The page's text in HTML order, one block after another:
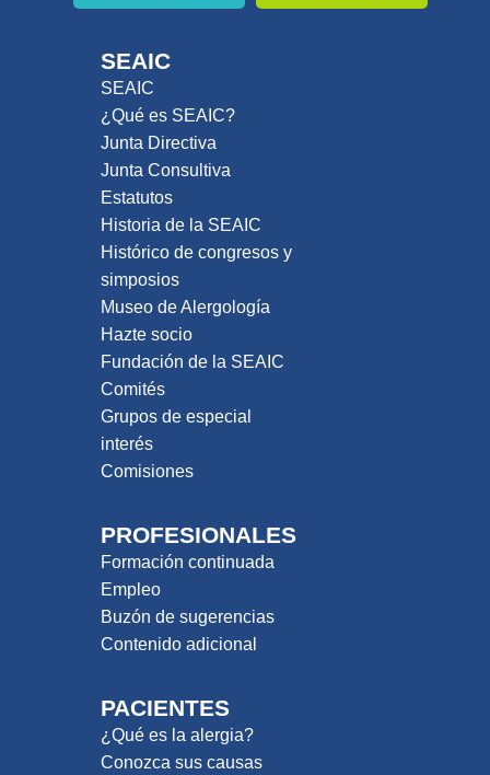
SEAIC
SEAIC
¿Qué es SEAIC?
Junta Directiva
Junta Consultiva
Estatutos
Historia de la SEAIC
Histórico de congresos y
simposios
Museo de Alergología
Hazte socio
Fundación de la SEAIC
Comités
Grupos de especial
interés
Comisiones
PROFESIONALES
Formación continuada
Empleo
Buzón de sugerencias
Contenido adicional
PACIENTES
¿Qué es la alergia?
Conozca sus causas